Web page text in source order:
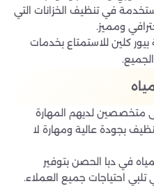
في تنظيف الخزانات التي
ومميز.
كلين للاستمتاع بخدمات
متخصصين لديهم المهارة
بجودة عالية ومهارة لا
في دبا الحصن بتوفير
احتياجات جميع العملاء.